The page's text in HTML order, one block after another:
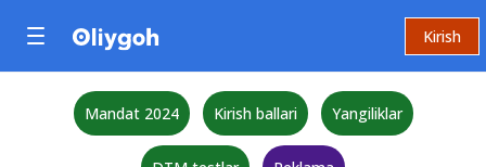
Kirish
Mandat 2024 Kirish ballari Yangiliklar